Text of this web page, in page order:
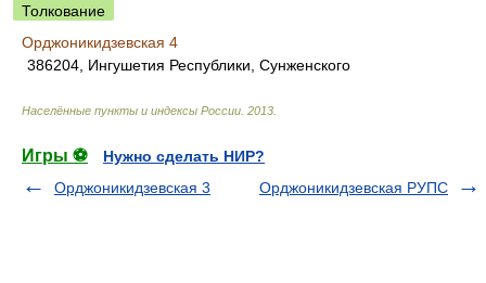
Толкование
Орджоникидзевская 4
386204, Ингушетия Республики, Сунженского
Населённые пункты и индексы России 2013
Игры ⚽
Нужно сделать НИР?
Орджоникидзевская 3
Орджоникидзевская РУПС